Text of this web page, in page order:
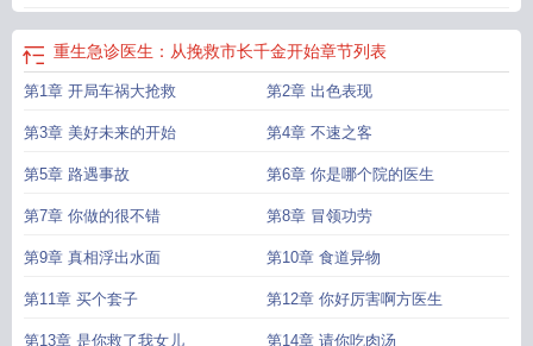
重生急诊医生：从挽救市长千金开始章节列表
第1章 开局车祸大抢救 第2章 出色表现
第3章 美好未来的开始 第4章 不速之客
第5章 路遇事故 第6章 你是哪个院的医生
第7章 你做的很不错 第8章 冒领功劳
第9章 真相浮出水面 第10章 食道异物
第11章 买个套子 第12章 你好厉害啊方医生
第13章 是你救了我女儿 第14章 请你吃肉汤